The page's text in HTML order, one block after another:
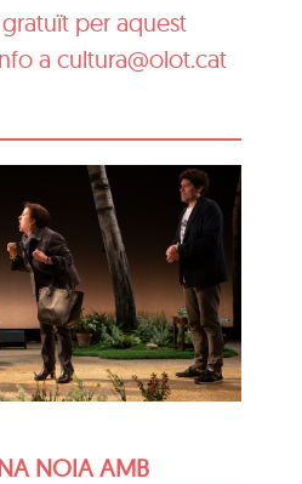
per aquest
a cultura@olot.cat
NOIA AMB